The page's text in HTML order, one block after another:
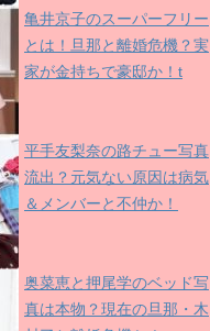
亀井京子のスーパーフリー
とは！旦那と離婚危機？実
家が金持ちで豪邸か！t
平手友梨奈の路チュー写真
流出？元気ない原因は病気
＆メンバーと不仲か！
奥菜恵と押尾学のベッド写
真は本物？現在の旦那・木